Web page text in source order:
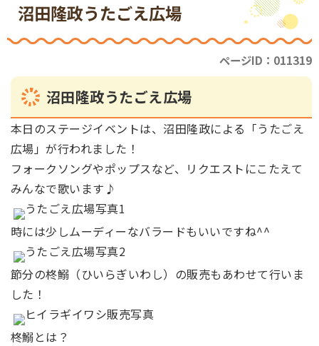
沼田隆政うたごえ広場
ページID：011319
沼田隆政うたごえ広場
本日のステージイベントは、沼田隆政による「うたごえ
広場」が行われました！
フォークソングやポップスなど、リクエストにこたえて
みんなで歌います♪
時には少しムーディーなバラードもいいですね^^
節分の柊鰯（ひいらぎいわし）の販売もあわせて行いま
した！
柊鰯とは？